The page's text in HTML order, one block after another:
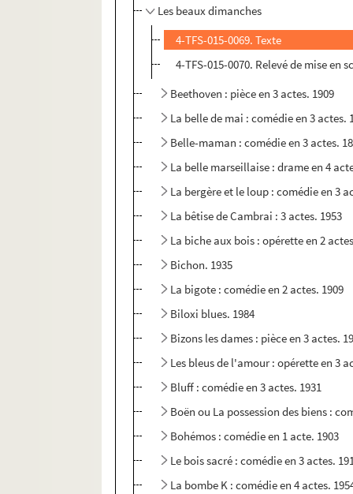
Les beaux dimanches
4-TFS-015-0069. Texte
4-TFS-015-0070. Relevé de mise en
Beethoven : pièce en 3 actes. 1909
La belle de mai : comédie en 3 actes.
Belle-maman : comédie en 3 actes.
La belle marseillaise : drame en 4
La bergère et le loup : comédie en 3
La bêtise de Cambrai : 3 actes. 1953
La biche aux bois : opérette en 2
Bichon. 1935
La bigote : comédie en 2 actes. 1909
Biloxi blues. 1984
Bizons les dames : pièce en 3 actes.
Les bleus de l'amour : opérette en 3
Bluff : comédie en 3 actes. 1931
Boën ou La possession des biens :
Bohémos : comédie en 1 acte. 1903
Le bois sacré : comédie en 3 actes.
La bombe K : comédie en 4 actes.